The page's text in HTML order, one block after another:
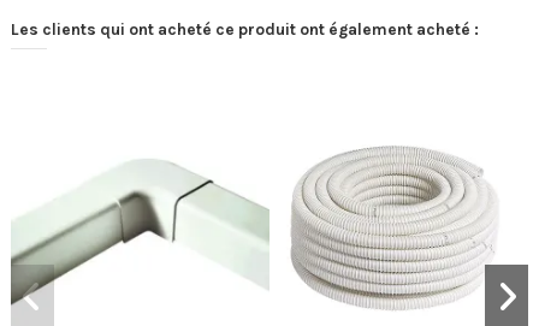
Les clients qui ont acheté ce produit ont également acheté :